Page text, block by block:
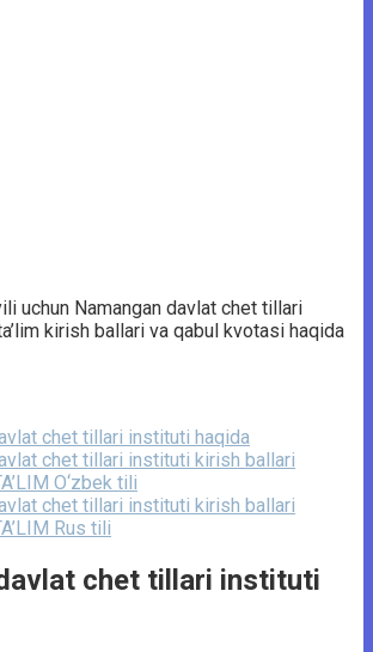
uchun Namangan davlat chet tillari
kirish ballari va qabul kvotasi haqida
chet tillari instituti haqida
chet tillari instituti kirish ballari
O‘zbek tili
chet tillari instituti kirish ballari
Rus tili
chet tillari instituti